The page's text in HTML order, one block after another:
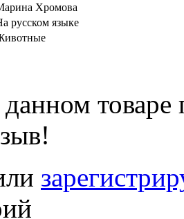
Хромова
русском языке
товаре